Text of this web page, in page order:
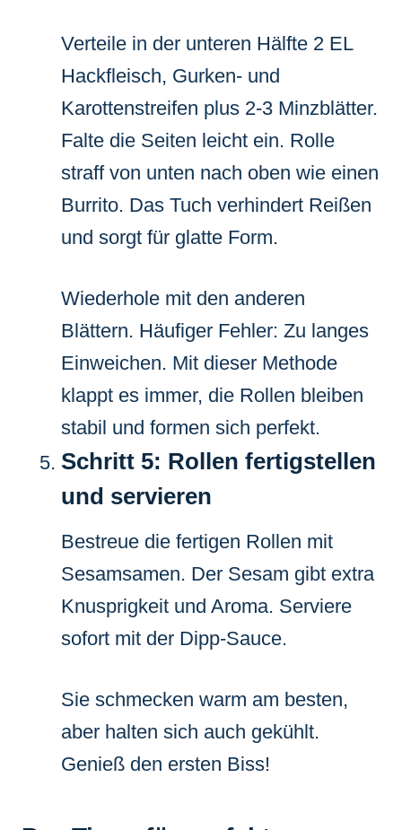
Verteile in der unteren Hälfte 2 EL
Hackfleisch, Gurken- und
Karottenstreifen plus 2-3 Minzblätter.
Falte die Seiten leicht ein. Rolle
straff von unten nach oben wie einen
Burrito. Das Tuch verhindert Reißen
und sorgt für glatte Form.
Wiederhole mit den anderen
Blättern. Häufiger Fehler: Zu langes
Einweichen. Mit dieser Methode
klappt es immer, die Rollen bleiben
stabil und formen sich perfekt.
Schritt 5: Rollen fertigstellen
und servieren
Bestreue die fertigen Rollen mit
Sesamsamen. Der Sesam gibt extra
Knusprigkeit und Aroma. Serviere
sofort mit der Dipp-Sauce.
Sie schmecken warm am besten,
aber halten sich auch gekühlt.
Genieß den ersten Biss!